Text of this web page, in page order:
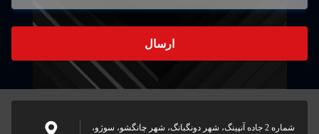
ارسال
شماره 2 جاده آنپینگ، شهر دونگبانگ، شهر چانگشو، سوژو،